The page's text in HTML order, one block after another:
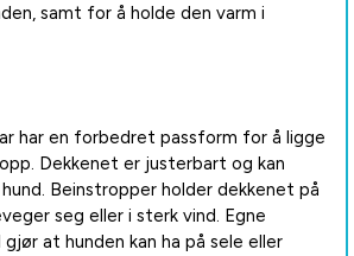
samt for å holde den varm i
har en forbedret passform for å ligge
Dekkenet er justerbart og kan
Beinstropper holder dekkenet på
seg eller i sterk vind. Egne
at hunden kan ha på sele eller